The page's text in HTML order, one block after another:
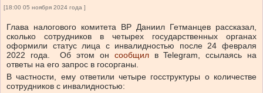
[18:00 05 ноября 2024 года ]
Глава налогового комитета ВР Даниил Гетманцев рассказал,
сколько сотрудников в четырех государственных органах
оформили статус лица с инвалидностью после 24 февраля
2022 года.Об этом он сообщил в Telegram, ссылаясь на
ответы на его запрос в госорганы.
В частности, ему ответили четыре госструктуры о количестве
сотрудников с инвалидностью: